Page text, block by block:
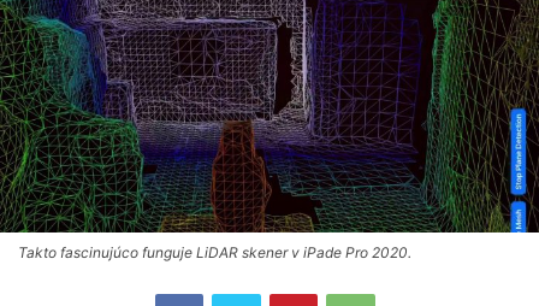
Takto fascinujúco funguje LiDAR skener v iPade Pro 2020.